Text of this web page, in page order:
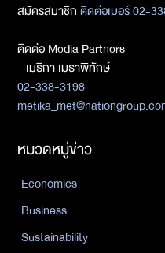
สมัครสมาชิกติดต่อเบอร์ 02-
ติดต่อ Media Partners
- เมธิกา เมธาพิทักษ์
02-338-3198
หมวดหมู่ข่าว
Economics
Business
Sustainability